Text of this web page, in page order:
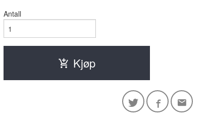
Antall
Kjøp